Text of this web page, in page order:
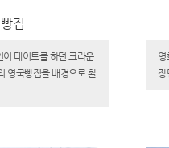
집
데이트를 하던 크라운
영국빵집을 배경으로 촬
영
장